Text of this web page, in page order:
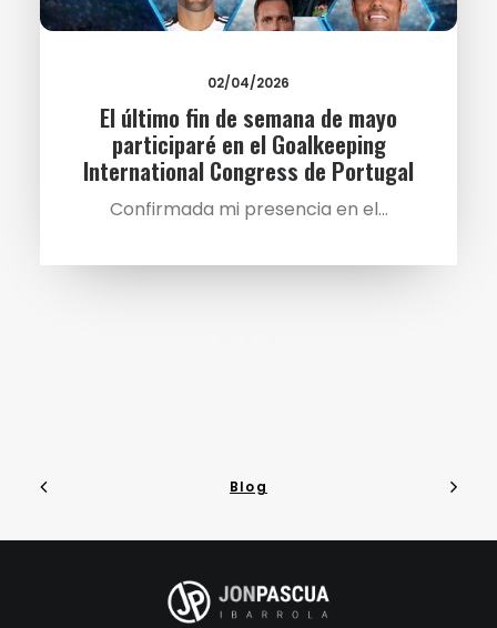
02/04/2026
El último fin de semana de mayo
participaré en el Goalkeeping
International Congress de Portugal
Confirmada mi presencia en el…
Blog